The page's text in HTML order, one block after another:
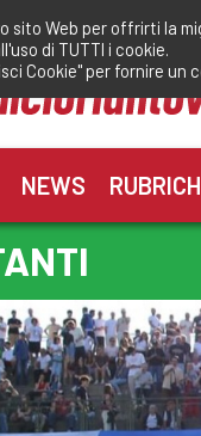
NEWS
sito Web per offrirti la
di TUTTI i cookie.
Cookie" per fornire un